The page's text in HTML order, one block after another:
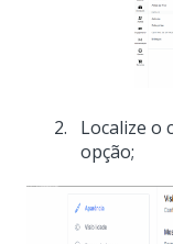
Localize o
opção;